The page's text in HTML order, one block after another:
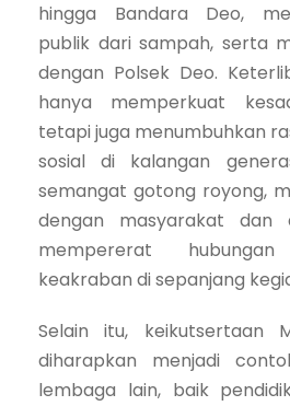
hingga Bandara Deo,
publik dari sampah, serta
dengan Polsek Deo.
hanya memperkuat
tetapi juga menumbuhkan
sosial di kalangan
semangat gotong royong,
dengan masyarakat dan
mempererat
keakraban di sepanjang
Selain itu, keikutsertaan
diharapkan menjadi
lembaga lain, baik